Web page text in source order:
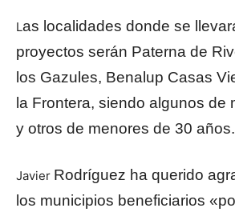
Las localidades donde se
proyectos serán Paterna de
los Gazules, Benalup Casas
la Frontera, siendo algunos de
y otros de menores de 30 años.
Javier Rodríguez ha querido
los municipios beneficiarios